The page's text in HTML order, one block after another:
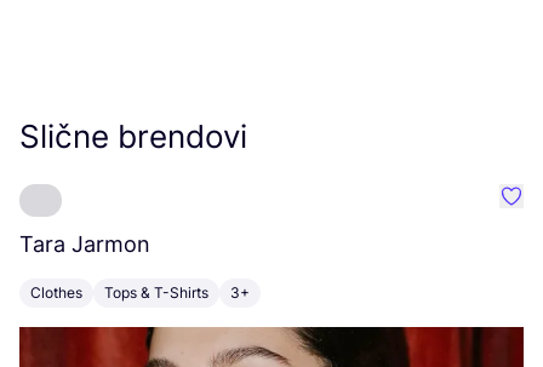
Slične brendovi
Tara Jarmon
Clothes Tops & T-Shirts 3+